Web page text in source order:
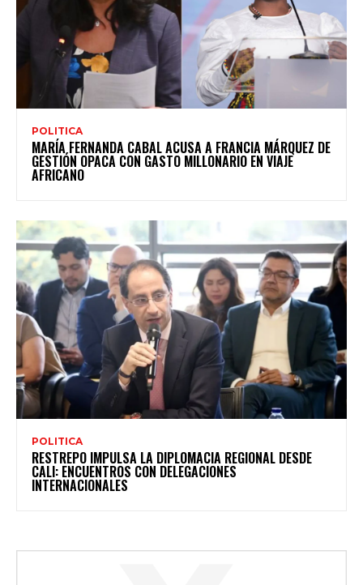
POLITICA
MARÍA FERNANDA CABAL ACUSA A FRANCIA MÁRQUEZ DE
GESTIÓN OPACA CON GASTO MILLONARIO EN VIAJE
AFRICANO
POLITICA
RESTREPO IMPULSA LA DIPLOMACIA REGIONAL DESDE
CALI: ENCUENTROS CON DELEGACIONES
INTERNACIONALES